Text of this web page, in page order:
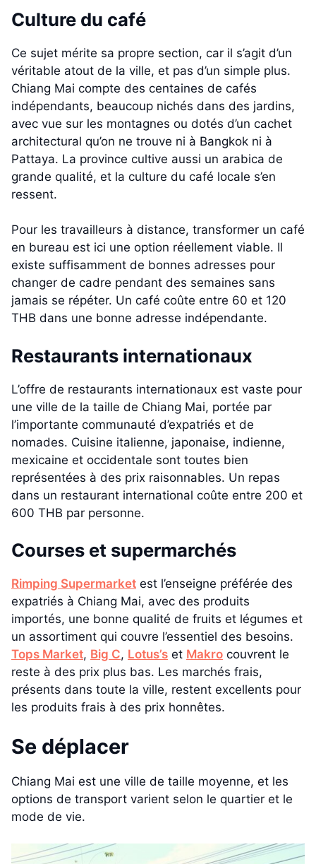
Culture du café
Ce sujet mérite sa propre section, car il s’agit d’un
véritable atout de la ville, et pas d’un simple plus.
Chiang Mai compte des centaines de cafés
indépendants, beaucoup nichés dans des jardins,
avec vue sur les montagnes ou dotés d’un cachet
architectural qu’on ne trouve ni à Bangkok ni à
Pattaya. La province cultive aussi un arabica de
grande qualité, et la culture du café locale s’en
ressent.
Pour les travailleurs à distance, transformer un café
en bureau est ici une option réellement viable. Il
existe suffisamment de bonnes adresses pour
changer de cadre pendant des semaines sans
jamais se répéter. Un café coûte entre 60 et 120
THB dans une bonne adresse indépendante.
Restaurants internationaux
L’offre de restaurants internationaux est vaste pour
une ville de la taille de Chiang Mai, portée par
l’importante communauté d’expatriés et de
nomades. Cuisine italienne, japonaise, indienne,
mexicaine et occidentale sont toutes bien
représentées à des prix raisonnables. Un repas
dans un restaurant international coûte entre 200 et
600 THB par personne.
Courses et supermarchés
Rimping Supermarket est l’enseigne préférée des
expatriés à Chiang Mai, avec des produits
importés, une bonne qualité de fruits et légumes et
un assortiment qui couvre l’essentiel des besoins.
Tops Market, Big C, Lotus’s et Makro couvrent le
reste à des prix plus bas. Les marchés frais,
présents dans toute la ville, restent excellents pour
les produits frais à des prix honnêtes.
Se déplacer
Chiang Mai est une ville de taille moyenne, et les
options de transport varient selon le quartier et le
mode de vie.